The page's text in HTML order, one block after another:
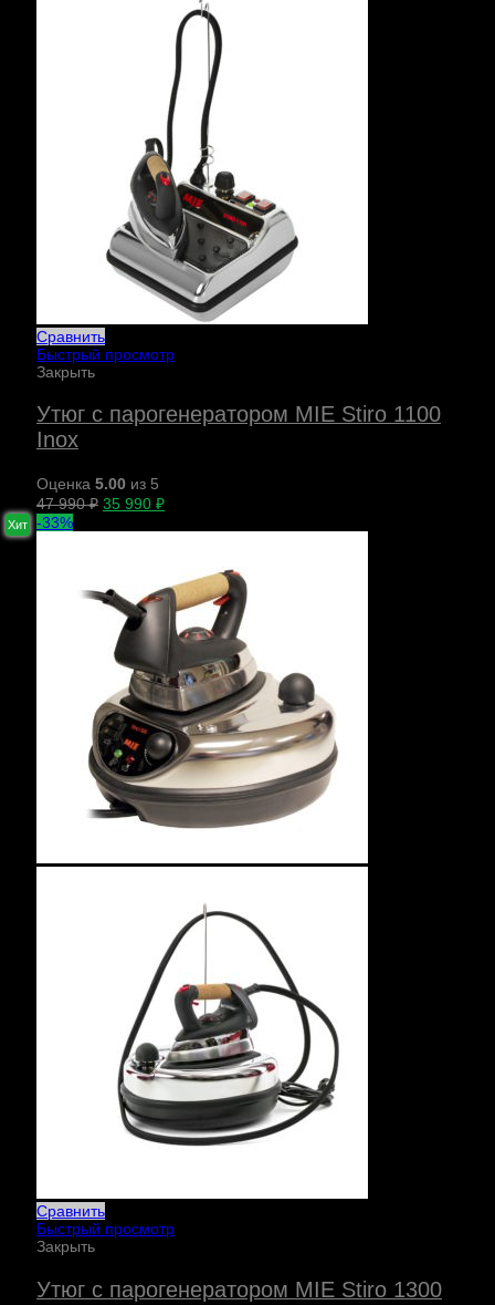
Сравнить
Быстрый просмотр
Закрыть
Утюг с парогенератором MIE Stiro 1100
Inox
Оценка 5.00 из 5
47 990₽ 35 990 ₽
Хит -33%
Сравнить
Быстрый просмотр
Закрыть
Утюг с парогенератором MIE Stiro 1300